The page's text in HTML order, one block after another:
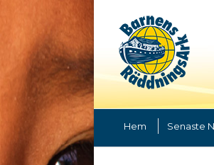
Hem Senaste